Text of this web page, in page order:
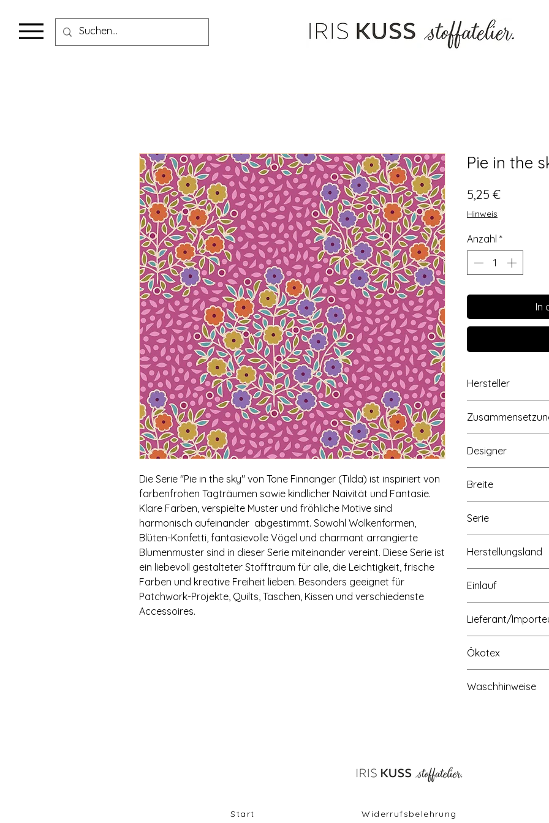
Die Serie "Pie in the sky" von Tone Finnanger (Tilda) ist inspiriert von
farbenfrohen Tagträumen sowie kindlicher Naivität und Fantasie.
Klare Farben, verspielte Muster und fröhliche Motive sind
harmonisch aufeinander abgestimmt. Sowohl Wolkenformen,
Blüten-Konfetti, fantasievolle Vögel und charmant arrangierte
Blumenmuster sind in dieser Serie miteinander vereint. Diese Serie ist
ein liebevoll gestalteter Stofftraum für alle, die Leichtigkeit, frische
Farben und kreative Freiheit lieben. Besonders geeignet für
Patchwork-Projekte, Quilts, Taschen, Kissen und verschiedenste
Accessoires.
Pie in the
5,25 €Preis
Hinweis
Anzahl *
In
Hersteller
Norwegen,
Designer
Breite
Serie
Herstellungsland
Einlauf
Lieferant/
Dänemark,
Ökotex
Waschhinweise
Start Widerrufsbelehrung